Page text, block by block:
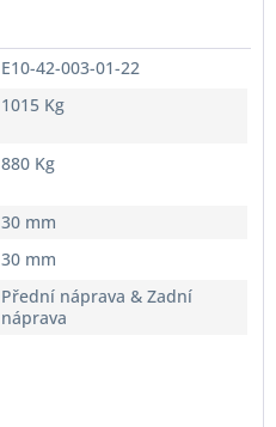
E10-42-003-01-22
1015 Kg
880 Kg
30 mm
30 mm
Přední náprava & Zadní
náprava